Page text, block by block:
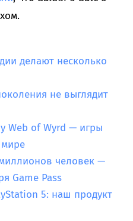
делают несколько
не выглядит
Web of Wyrd — игры
человек —
Game Pass
5: наш продукт